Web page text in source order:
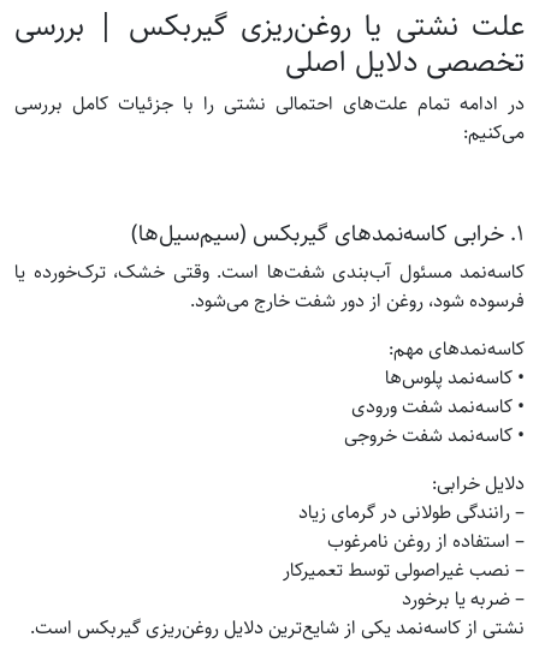
علت نشتی یا روغن‌ریزی گیربکس | بررسی
تخصصی دلایل اصلی
در ادامه تمام علت‌های احتمالی نشتی را با جزئیات کامل بررسی
می‌کنیم:
۱. خرابی کاسه‌نمدهای گیربکس (سیم‌سیل‌ها)
کاسه‌نمد مسئول آب‌بندی شفت‌ها است. وقتی خشک، ترک‌خورده یا
فرسوده شود، روغن از دور شفت خارج می‌شود.
کاسه‌نمدهای مهم:
• کاسه‌نمد پلوس‌ها
• کاسه‌نمد شفت ورودی
• کاسه‌نمد شفت خروجی
دلایل خرابی:
– رانندگی طولانی در گرمای زیاد
– استفاده از روغن نامرغوب
– نصب غیراصولی توسط تعمیرکار
– ضربه یا برخورد
نشتی از کاسه‌نمد یکی از شایع‌ترین دلایل روغن‌ریزی گیربکس است.